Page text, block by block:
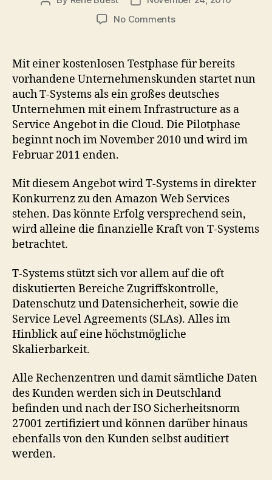
No Commentson
geht
in
die
Cloud
Mit einer kostenlosen Testphase für bereits
vorhandene Unternehmenskunden startet nun
auch T-Systems als ein großes deutsches
Unternehmen mit einem Infrastructure as a
Service Angebot in die Cloud. Die Pilotphase
beginnt noch im November 2010 und wird im
Februar 2011 enden.
Mit diesem Angebot wird T-Systems in direkter
Konkurrenz zu den Amazon Web Services
stehen. Das könnte Erfolg versprechend sein,
wird alleine die finanzielle Kraft von T-Systems
betrachtet.
T-Systems stützt sich vor allem auf die oft
diskutierten Bereiche Zugriffskontrolle,
Datenschutz und Datensicherheit, sowie die
Service Level Agreements (SLAs). Alles im
Hinblick auf eine höchstmögliche
Skalierbarkeit.
Alle Rechenzentren und damit sämtliche Daten
des Kunden werden sich in Deutschland
befinden und nach der ISO Sicherheitsnorm
27001 zertifiziert und können darüber hinaus
ebenfalls von den Kunden selbst auditiert
werden.